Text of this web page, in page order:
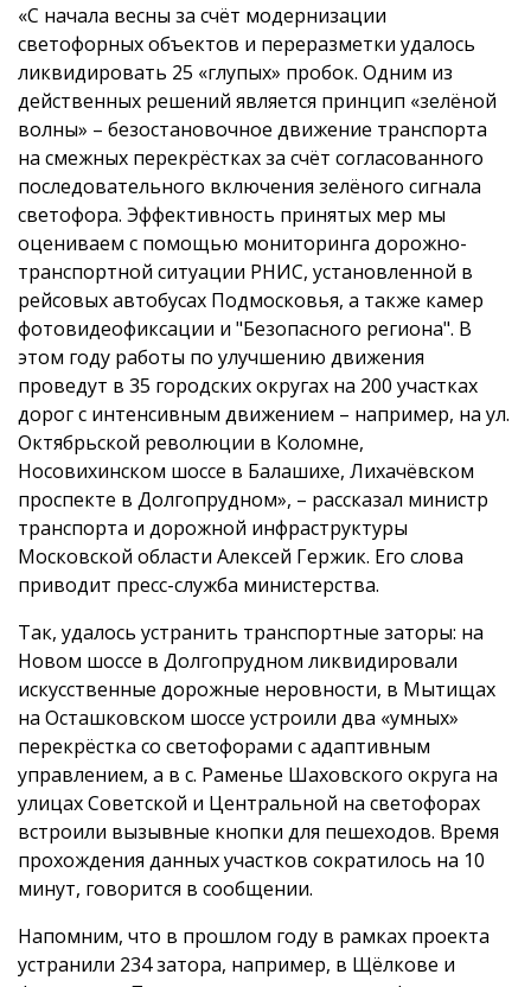
«С начала весны за счёт модернизации
светофорных объектов и переразметки удалось
ликвидировать 25 «глупых» пробок. Одним из
действенных решений является принцип «зелёной
волны» – безостановочное движение транспорта
на смежных перекрёстках за счёт согласованного
последовательного включения зелёного сигнала
светофора. Эффективность принятых мер мы
оцениваем с помощью мониторинга дорожно-
транспортной ситуации РНИС, установленной в
рейсовых автобусах Подмосковья, а также камер
фотовидеофиксации и "Безопасного региона". В
этом году работы по улучшению движения
проведут в 35 городских округах на 200 участках
дорог с интенсивным движением – например, на ул.
Октябрьской революции в Коломне,
Носовихинском шоссе в Балашихе, Лихачёвском
проспекте в Долгопрудном», – рассказал министр
транспорта и дорожной инфраструктуры
Московской области Алексей Гержик. Его слова
приводит пресс-служба министерства.
Так, удалось устранить транспортные заторы: на
Новом шоссе в Долгопрудном ликвидировали
искусственные дорожные неровности, в Мытищах
на Осташковском шоссе устроили два «умных»
перекрёстка со светофорами с адаптивным
управлением, а в с. Раменье Шаховского округа на
улицах Советской и Центральной на светофорах
встроили вызывные кнопки для пешеходов. Время
прохождения данных участков сократилось на 10
минут, говорится в сообщении.
Напомним, что в прошлом году в рамках проекта
устранили 234 затора, например, в Щёлкове и